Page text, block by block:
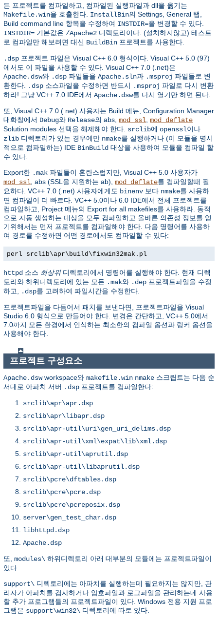
든 프로젝트를 컴파일하고, 컴파일된 실행파일과 dll을 옮기는
Makefile.win을 호출한다. InstallBin의 Settings, General 탭,
Build command line 항목을 수정하여 INSTDIR=을 변경할 수 있다.
INSTDIR= 기본값은 /Apache2 디렉토리이다. (설치하지않고) 테스트
로 컴파일만 해보려면 대신 BuildBin 프로젝트를 사용한다.
.dsp 프로젝트 파일은 Visual C++ 6.0 형식이다. Visual C++ 5.0 (97)
에서도 이 파일을 사용할 수 있다. Visual C++ 7.0 (.net)은
Apache.dsw와 .dsp 파일들을 Apache.sln과 .msproj 파일들로 변
환한다.
.dsp 소스파일을 수정하면 반드시 .msproj 파일로 다시 변환
하라! 그냥 VC++ 7.0 IDE에서 Apache.dsw를 다시 열기만 하면 된다.
또, Visual C++ 7.0 (.net) 사용자는 Build 메뉴, Configuration Manager
대화창에서 Debug와 Release의 abs, mod_ssl mod_deflate
Solution modules 선택을 해제해야 한다. srclib에 openssl이나
zlib 디렉토리가 있는 경우에만 nmake를 실행하거나 (이 모듈을 명시
적으로 컴파일하는) IDE BinBuild 대상을 사용하여 모듈을 컴파일 할
수 있다.
Export한 .mak 파일들이 혼란스럽지만, Visual C++ 5.0 사용자가
mod_ssl , abs (SSL을 지원하는 ab), mod_deflate를 컴파일할때 필
요하다. VC++ 7.0 (.net) 사용자에게도 binenv 보다 nmake를 사용하
면 컴파일이 더 빠르다. VC++ 5.0이나 6.0 IDE에서 전체 프로젝트를
컴파일하고, Project 메뉴의 Export for all makefiles를 사용하라. 동적
으로 자동 생성하는 대상을 모두 컴파일하고 올바른 의존성 정보를 얻
기위해서는 먼저 프로젝트를 컴파일해야 한다. 다음 명령어를 사용하
여 경로를 수정하면 어떤 경로에서도 컴파일할 수 있다:
perl srclib\apr\build\fixwin32mak.pl
httpd 소스 최상위디렉토리에서 명령어를 실행해야 한다. 현재 디렉
토리와 하위디렉토리에 있는 모든 .mak와 .dep 프로젝트파일을 수정
하고,
.dsp를 고려하여 파일시간을 수정한다.
프로젝트파일을 다듬어서 패치를 보낸다면, 프로젝트파일을 Visual
Studio 6.0 형식으로 만들어야 한다. 변경은 간단하고, VC++ 5.0에서
7.0까지 모든 환경에서 인식하는 최소한의 컴파일 옵션과 링커 옵션을
사용해야 한다.
프로젝트 구성요소
Apache.dswworkspace와 makefile.win nmake 스크립트는 다음 순
서대로 아파치 서버 .dsp 프로젝트를 컴파일한다:
srclib\apr\apr.dsp
srclib\apr\libapr.dsp
srclib\apr-util\uri\gen_uri_delims.dsp
srclib\apr-util\xml\expat\lib\xml.dsp
srclib\apr-util\aprutil.dsp
srclib\apr-util\libaprutil.dsp
srclib\pcre\dftables.dsp
srclib\pcre\pcre.dsp
srclib\pcre\pcreposix.dsp
server\gen_test_char.dsp
libhttpd.dsp
Apache.dsp
또, modules\ 하위디렉토리 아래 대부분의 모듈에는 프로젝트파일이
있다.
support\ 디렉토리에는 아파치를 실행하는데 필요하지는 않지만, 관
리자가 아파치를 검사하거나 암호파일과 로그파일을 관리하는데 사용
할 추가 프로그램들의 프로젝트파일이 있다. Windows 전용 지원 프로
그램은 support\win32\ 디렉토리에 따로 있다.